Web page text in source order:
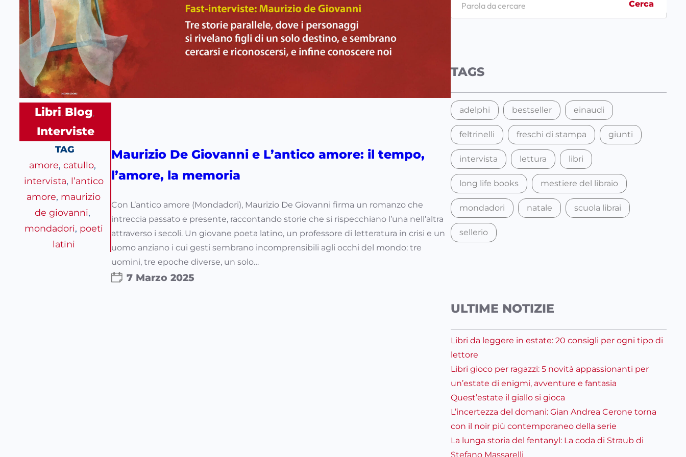
Libri, Blog,
Interviste
TAG
amore, catullo
intervista, l’antico
amore, maurizio
de giovanni
mondadori, poeti
latini
Maurizio De Giovanni e L’antico amore: il tempo,
l’amore, la memoria
Con L’antico amore (Mondadori), Maurizio De Giovanni firma un romanzo che
intreccia passato e presente, raccontando storie che si rispecchiano l’una nell’altra
attraverso i secoli. Un giovane poeta latino, un professore di letteratura in crisi e un
uomo anziano i cui gesti sembrano incomprensibili agli occhi del mondo: tre
uomini, tre epoche diverse, un solo…
7 Marzo 2025
h
Cerca
TAGS
adelphi bestseller einaudi
feltrinelli freschi di stampa giunti
intervista lettura libri
long life books mestiere del libraio
mondadori natale scuola librai
sellerio
ULTIME NOTIZIE
Libri da leggere in estate: 20 consigli per ogni tipo di
lettore
Libri gioco per ragazzi: 5 novità appassionanti per
un’estate di enigmi, avventure e fantasia
Quest’estate il giallo si gioca
L’incertezza del domani: Gian Andrea Cerone torna
con il noir più contemporaneo della serie
La lunga storia del fentanyl: La coda di Straub di
Stefano Massarelli